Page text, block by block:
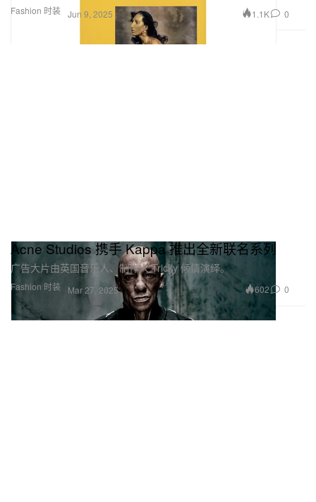
Fashion 时装 Jun 9, 2025 1.1K 0
Fashion 时装
Acne Studios 携手 Kappa 推出全新联名系列
广告大片由英国音乐人、制作人 Tricky 倾情演绎。
Mar 27, 2025 602 0